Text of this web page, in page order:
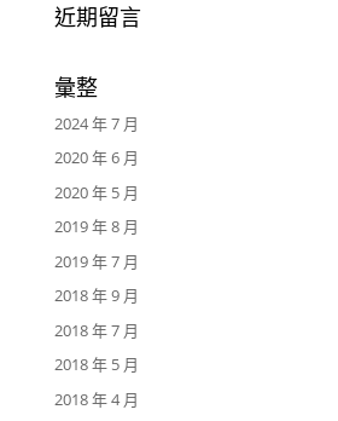
近期留言
彙整
2024 年 7 月
2020 年 6 月
2020 年 5 月
2019 年 8 月
2019 年 7 月
2018 年 9 月
2018 年 7 月
2018 年 5 月
2018 年 4 月